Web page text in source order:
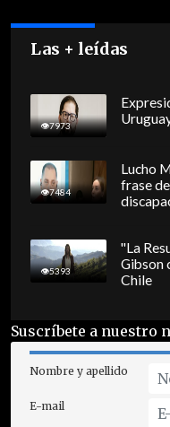
Las + leídas
7973
7484
Lucho
frase
5393
"La
Gibson
Chile
Suscríbete a nuestro
Nombre y apellido
E-mail